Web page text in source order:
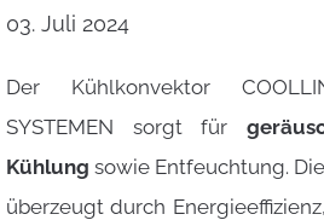
03. Juli 2024
Der Kühlkonvektor
SYSTEMEN sorgt für
Kühlung sowie Entfeuchtung.
überzeugt durch